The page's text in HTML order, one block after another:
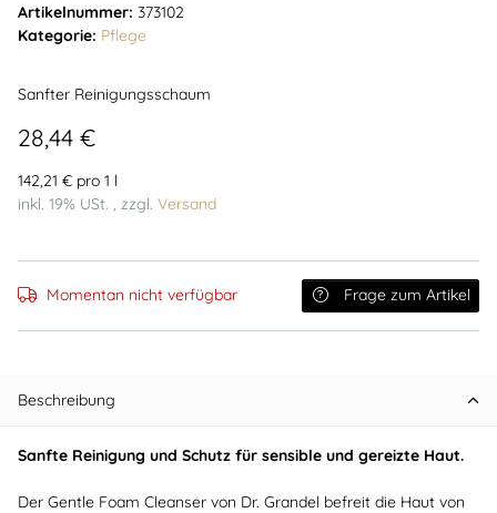
Artikelnummer: 373102
Kategorie: Pflege
Sanfter Reinigungsschaum
28,44 €
142,21 € pro 1 l
inkl. 19% USt. , zzgl. Versand
Momentan nicht verfügbar Frage zum Artikel
Beschreibung
Sanfte Reinigung und Schutz für sensible und gereizte Haut.
Der Gentle Foam Cleanser von Dr. Grandel befreit die Haut von